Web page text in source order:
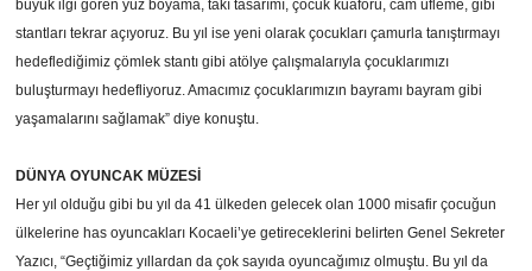
büyük ilgi gören yüz boyama, takı tasarımı, çocuk kuaförü, cam üfleme, gibi
stantları tekrar açıyoruz. Bu yıl ise yeni olarak çocukları çamurla tanıştırmayı
hedeflediğimiz çömlek stantı gibi atölye çalışmalarıyla çocuklarımızı
buluşturmayı hedefliyoruz. Amacımız çocuklarımızın bayramı bayram gibi
yaşamalarını sağlamak” diye konuştu.
DÜNYA OYUNCAK MÜZESİ
Her yıl olduğu gibi bu yıl da 41 ülkeden gelecek olan 1000 misafir çocuğun
ülkelerine has oyuncakları Kocaeli’ye getireceklerini belirten Genel Sekreter
Yazıcı, “Geçtiğimiz yıllardan da çok sayıda oyuncağımız olmuştu. Bu yıl da